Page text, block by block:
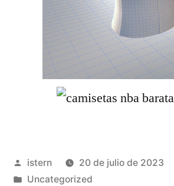
Publicado
por
istern
20 de julio de 2023
Publicado
Uncategorized